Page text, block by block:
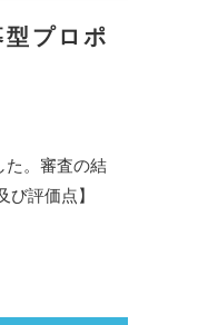
プロポ
た。審査の結
評価点】